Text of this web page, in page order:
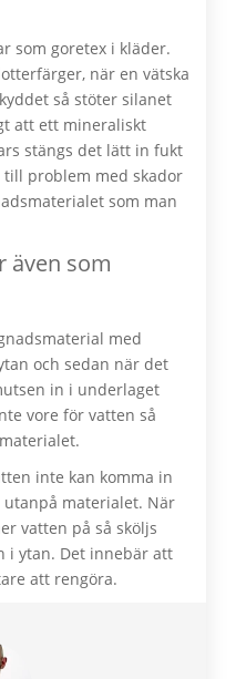
som goretex i kläder.
när en vätska
så stöter silanet
att ett mineraliskt
stängs det lätt in fukt
till problem med skador
som man
även som
med
och sedan när det
in i underlaget
vore för vatten så
inte kan komma in
materialet. När
vatten på så sköljs
i ytan. Det innebär att
att rengöra.